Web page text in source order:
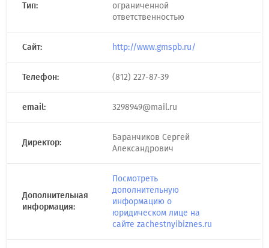
Тип:
ограниченной
ответственностью
Сайт: http://www.gmspb.ru/
Телефон: (812) 227-87-39
email: 3298949@mail.ru
Директор:
Баранчиков Сергей
Александрович
Дополнительная
информация:
Посмотреть
дополнительную
информацию о
юридическом лице на
сайте zachestnyibiznes.ru